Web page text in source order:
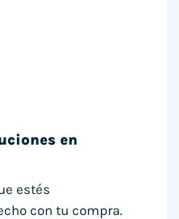
en
estés
con tu compra.